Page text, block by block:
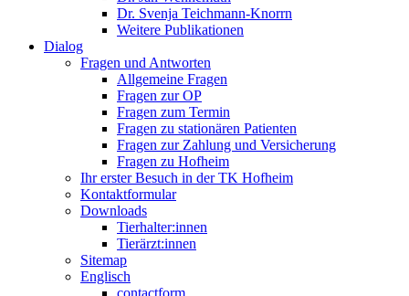
Dr. Svenja Teichmann-Knorrn
Weitere Publikationen
Dialog
Fragen und Antworten
Allgemeine Fragen
Fragen zur OP
Fragen zum Termin
Fragen zu stationären Patienten
Fragen zur Zahlung und Versicherung
Fragen zu Hofheim
Ihr erster Besuch in der TK Hofheim
Kontaktformular
Downloads
Tierhalter:innen
Tierärzt:innen
Sitemap
Englisch
contactform